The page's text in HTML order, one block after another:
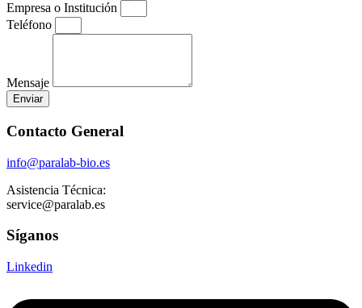
Empresa o Institución
Teléfono
Mensaje
Enviar
Contacto General
info@paralab-bio.es
Asistencia Técnica:
service@paralab.es
Síganos
Linkedin